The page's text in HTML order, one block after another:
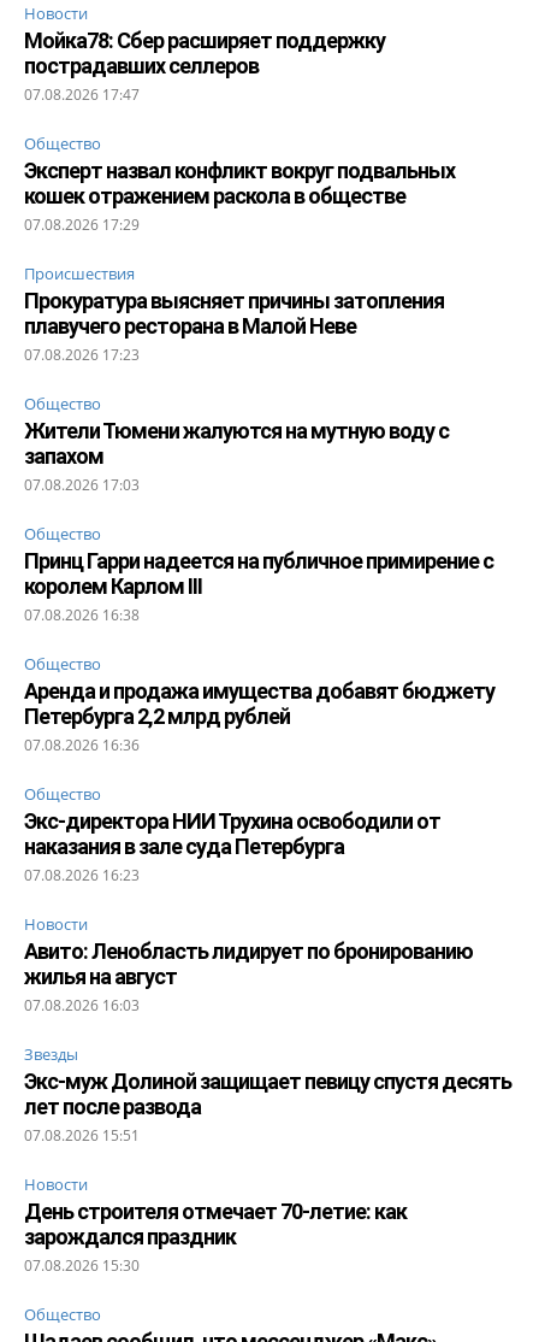
Новости
Мойка78: Сбер расширяет поддержку
пострадавших селлеров
07.08.2026 17:47
Общество
Эксперт назвал конфликт вокруг подвальных
кошек отражением раскола в обществе
07.08.2026 17:29
Происшествия
Прокуратура выясняет причины затопления
плавучего ресторана в Малой Неве
07.08.2026 17:23
Общество
Жители Тюмени жалуются на мутную воду с
запахом
07.08.2026 17:03
Общество
Принц Гарри надеется на публичное примирение с
королем Карлом III
07.08.2026 16:38
Общество
Аренда и продажа имущества добавят бюджету
Петербурга 2,2 млрд рублей
07.08.2026 16:36
Общество
Экс-директора НИИ Трухина освободили от
наказания в зале суда Петербурга
07.08.2026 16:23
Новости
Авито: Ленобласть лидирует по бронированию
жилья на август
07.08.2026 16:03
Звезды
Экс-муж Долиной защищает певицу спустя десять
лет после развода
07.08.2026 15:51
Новости
День строителя отмечает 70-летие: как
зарождался праздник
07.08.2026 15:30
Общество